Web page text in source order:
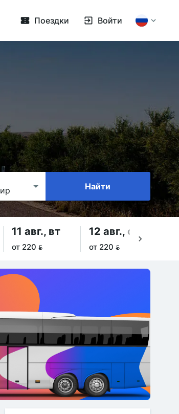
Поездки Войти
Найти
11 авг., вт
от 220 
12 авг., ср
от 220 